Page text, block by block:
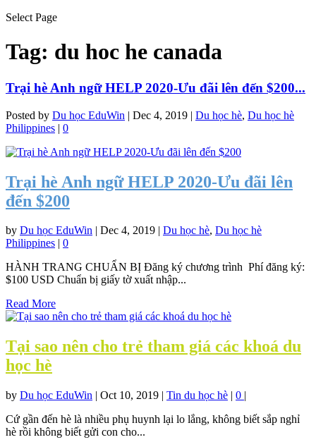
Select Page
Tag: du hoc he canada
Trại hè Anh ngữ HELP 2020-Ưu đãi lên đến $200...
Posted by Du học EduWin | Dec 4, 2019 | Du học hè, Du học hè
Philippines | 0
Trại hè Anh ngữ HELP 2020-Ưu đãi lên
đến $200
by Du học EduWin | Dec 4, 2019 | Du học hè, Du học hè
Philippines | 0
HÀNH TRANG CHUẨN BỊ Đăng ký chương trình Phí đăng ký:
$100 USD Chuẩn bị giấy tờ xuất nhập...
Read More
Tại sao nên cho trẻ tham giá các khoá du
học hè
by Du học EduWin | Oct 10, 2019 | Tin du học hè | 0 |
Cứ gần đến hè là nhiều phụ huynh lại lo lắng, không biết sắp nghỉ
hè rồi không biết gửi con cho...